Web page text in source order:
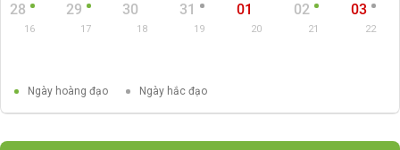
28
16
29
17
30
18
31
19
01
20
02
21
03
22
Ngày hoàng đạo Ngày hắc đạo